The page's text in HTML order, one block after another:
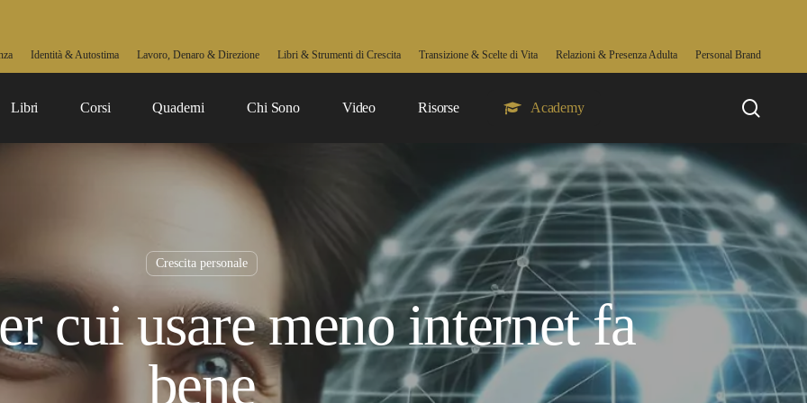
Identità & Autostima Lavoro, Denaro & Direzione Libri & Strumenti di Crescita Transizione & Scelte di Vita Relazioni & Presenza Adulta Personal Brand
Libri Corsi Quaderni Chi Sono Video Risorse Academy
Crescita personale
cui usare meno internet fa
bene